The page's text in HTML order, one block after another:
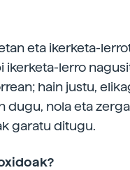
eta ikerketa-
ikerketa-lerro
hain justu,
dugu, nola eta
garatu ditugu.